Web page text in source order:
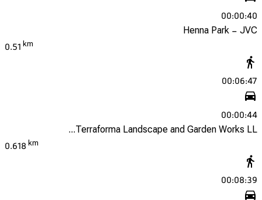
00:00:40
Henna Park - JVC
0.51 km
00:06:47
00:00:44
Terraforma Landscape and Garden Works LL...
0.618 km
00:08:39